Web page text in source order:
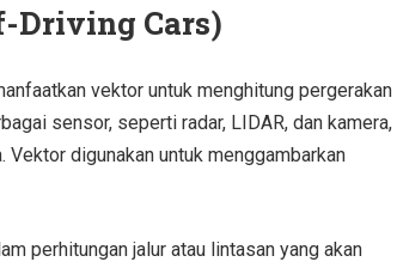
Driving Cars)
vektor untuk menghitung pergerakan
sensor, seperti radar, LIDAR, dan kamera,
digunakan untuk menggambarkan
perhitungan jalur atau lintasan yang akan